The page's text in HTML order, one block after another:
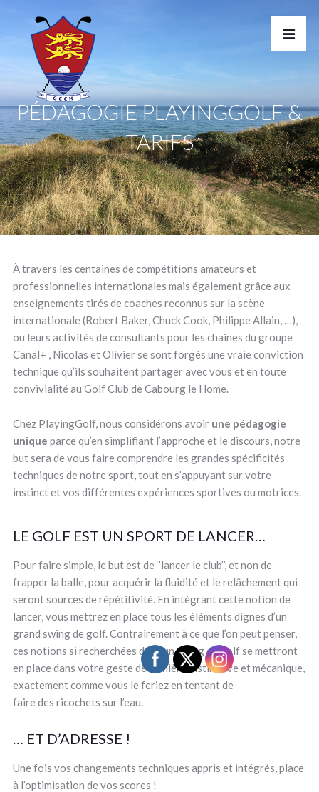
PÉDAGOGIE PLAYINGGOLF &
TARIFS
À travers les centaines de compétitions amateurs et
professionnelles internationales mais également grâce aux
enseignements tirés de coaches reconnus sur la scène
internationale (Robert Baker, Chuck Cook, Philippe Allain, …),
ou leurs activités de consultants pour les chaines du groupe
Canal+ , Nicolas et Olivier se sont forgés une vraie conviction
technique qu’ils souhaitent partager avec vous et en toute
convivialité au Golf Club de Cabourg le Home.
Chez PlayingGolf, nous considérons avoir une pédagogie
unique parce qu’en simplifiant l’approche et le discours, notre
but sera de vous faire comprendre les grandes spécificités
techniques de notre sport, tout en s’appuyant sur votre
instinct et vos différentes expériences sportives ou motrices.
LE GOLF EST UN SPORT DE LANCER…
Pour faire simple, le but est de ‘’lancer le club’’, et non de
frapper la balle, pour acquérir la fluidité et le relâchement qui
seront sources de répétitivité. En intégrant cette notion de
lancer, vous mettrez en place tous les éléments dignes d’un
grand swing de golf. Contrairement à ce que l’on peut penser,
ces notions si recherchées dans un swing de golf se mettront
en place dans votre geste de manière instinctive et mécanique,
exactement comme vous le feriez en tentant de
faire des ricochets sur l’eau.
… ET D’ADRESSE !
Une fois vos changements techniques appris et intégrés, place
à l’optimisation de vos scores !